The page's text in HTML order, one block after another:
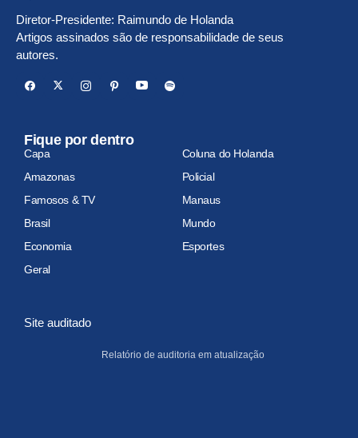
Diretor-Presidente: Raimundo de Holanda
Artigos assinados são de responsabilidade de seus
autores.
Fique por dentro
Capa
Coluna do Holanda
Amazonas
Policial
Famosos & TV
Manaus
Brasil
Mundo
Economia
Esportes
Geral
Site auditado
Relatório de auditoria em atualização